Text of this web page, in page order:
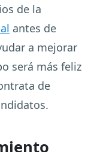
de la
antes de
a mejorar
será más feliz
de